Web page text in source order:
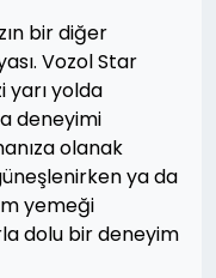
bir diğer
Vozol Star
yarı yolda
deneyimi
olanak
ya da
yemeği
dolu bir deneyim